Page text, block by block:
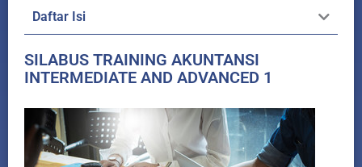
Daftar Isi
SILABUS TRAINING AKUNTANSI
INTERMEDIATE AND ADVANCED 1